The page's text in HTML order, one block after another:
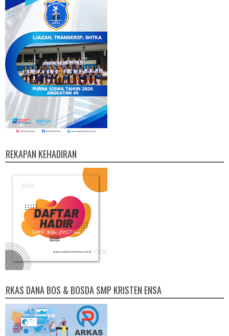
REKAPAN KEHADIRAN
RKAS DANA BOS & BOSDA SMP KRISTEN ENSA